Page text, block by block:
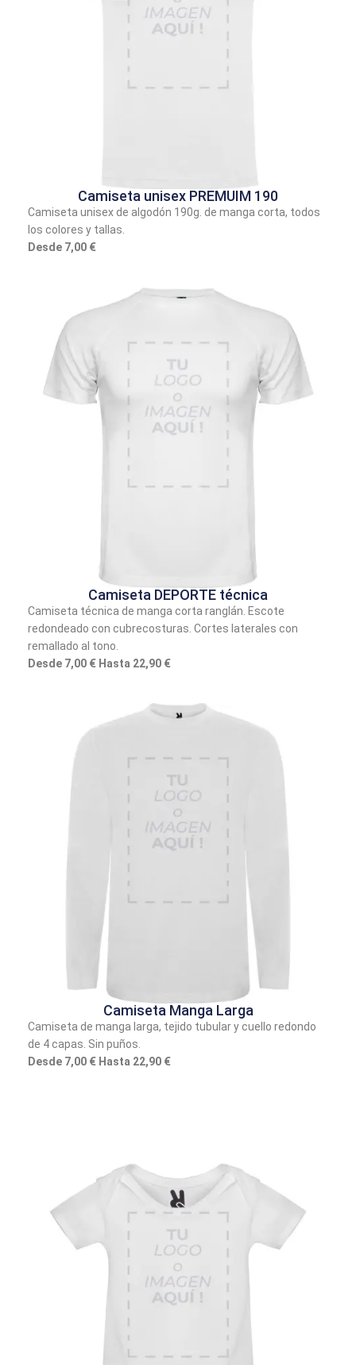
Camiseta unisex PREMUIM 190
Camiseta unisex de algodón 190g. de manga corta, todos
los colores y tallas.
Desde 7,00 €
Camiseta DEPORTE técnica
Camiseta técnica de manga corta ranglán. Escote
redondeado con cubrecosturas. Cortes laterales con
remallado al tono.
Desde 7,00 € Hasta 22,90 €
Camiseta Manga Larga
Camiseta de manga larga, tejido tubular y cuello redondo
de 4 capas. Sin puños.
Desde 7,00 € Hasta 22,90 €